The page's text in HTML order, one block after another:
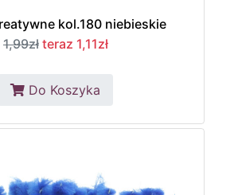
kol.180 niebieskie
1,99zł teraz 1,11zł
Do Koszyka